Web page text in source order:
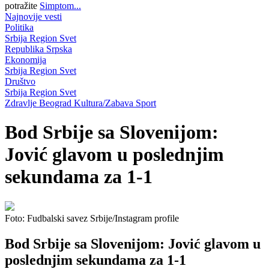
potražite Simptom...
Najnovije vesti
Politika
Srbija Region Svet
Republika Srpska
Ekonomija
Srbija Region Svet
Društvo
Srbija Region Svet
Zdravlje Beograd Kultura/Zabava Sport
Bod Srbije sa Slovenijom:
Jović glavom u poslednjim
sekundama za 1-1
Foto: Fudbalski savez Srbije/Instagram profile
Bod Srbije sa Slovenijom: Jović glavom u
poslednjim sekundama za 1-1